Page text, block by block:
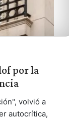
por la
volvió a
autocrítica,